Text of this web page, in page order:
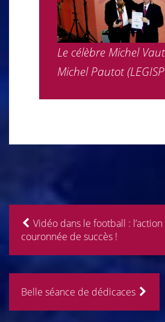
Le célèbre Michel
Michel Pautot
Vidéo dans le football : l’action
couronnée de succès !
Belle séance de dédicaces